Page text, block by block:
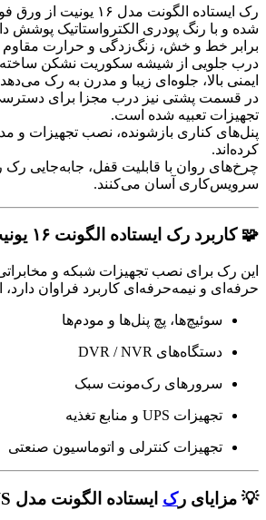
رک ایستاده الگونت مدل ۱۶
شده و با رنگ پودری الکترواستاتیک پوشش
برابر خط و خش، زنگ‌زدگی و حرارت مقاوم
درب جلویی از شیشه سکوریت نشکن ساخته
ایمنی بالا، جلوه‌ای زیبا و مدرن به رک
در قسمت پشتی نیز درب مجزا برای
تجهیزات تعبیه شده است.
پنل‌های کناری بازشونده، نصب تجهیزات و
کرده‌اند.
چرخ‌های روان با قابلیت قفل، جابه‌جایی رک
سرویس‌کاری آسان می‌کنند.
🧩 کاربرد رک ایستاده الگونت ۱۶ یونیت
این رک برای نصب تجهیزات شبکه و
حرفه‌ای و نیمه‌حرفه‌ای کاربرد فراوان دارد،
سوئیچ‌ها، پچ پنل‌ها و مودم‌ها
دستگاه‌های DVR / NVR
سرورهای رک‌مونت سبک
تجهیزات UPS و منابع تغذیه
تجهیزات کنترلی و اتوماسیون صنعتی
💡 مزایای رک ایستاده الگونت مدل LRE-16-60FWS